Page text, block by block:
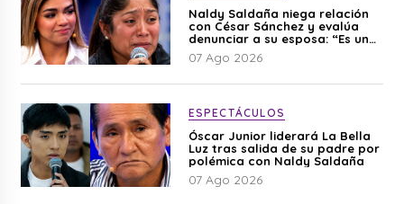
Naldy Saldaña niega relación
con César Sánchez y evalúa
denunciar a su esposa: “Es una
difamación”
07 Ago 2026
ESPECTÁCULOS
Óscar Junior liderará La Bella
Luz tras salida de su padre por
polémica con Naldy Saldaña
07 Ago 2026